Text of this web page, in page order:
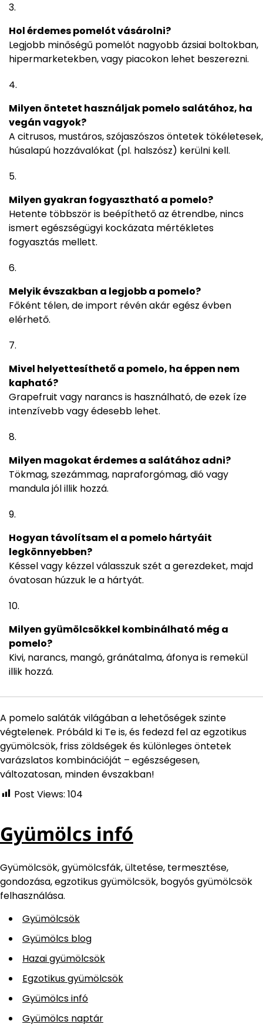
Hol érdemes pomelót vásárolni?
Legjobb minőségű pomelót nagyobb ázsiai boltokban,
hipermarketekben, vagy piacokon lehet beszerezni.
Milyen öntetet használjak pomelo salátához, ha
vegán vagyok?
A citrusos, mustáros, szójaszószos öntetek tökéletesek,
húsalapú hozzávalókat (pl. halszósz) kerülni kell.
Milyen gyakran fogyasztható a pomelo?
Hetente többször is beépíthető az étrendbe, nincs
ismert egészségügyi kockázata mértékletes
fogyasztás mellett.
Melyik évszakban a legjobb a pomelo?
Főként télen, de import révén akár egész évben
elérhető.
Mivel helyettesíthető a pomelo, ha éppen nem
kapható?
Grapefruit vagy narancs is használható, de ezek íze
intenzívebb vagy édesebb lehet.
Milyen magokat érdemes a salátához adni?
Tökmag, szezámmag, napraforgómag, dió vagy
mandula jól illik hozzá.
Hogyan távolítsam el a pomelo hártyáit
legkönnyebben?
Késsel vagy kézzel válasszuk szét a gerezdeket, majd
óvatosan húzzuk le a hártyát.
Milyen gyümölcsökkel kombinálható még a
pomelo?
Kivi, narancs, mangó, gránátalma, áfonya is remekül
illik hozzá.
A pomelo saláták világában a lehetőségek szinte
végtelenek. Próbáld ki Te is, és fedezd fel az egzotikus
gyümölcsök, friss zöldségek és különleges öntetek
varázslatos kombinációját – egészségesen,
változatosan, minden évszakban!
Post Views: 104
Gyümölcs infó
Gyümölcsök, gyümölcsfák, ültetése, termesztése,
gondozása, egzotikus gyümölcsök, bogyós gyümölcsök
felhasználása.
Gyümölcsök
Gyümölcs blog
Hazai gyümölcsök
Egzotikus gyümölcsök
Gyümölcs infó
Gyümölcs naptár